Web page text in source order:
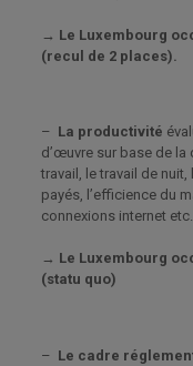
→ Le Luxembourg
(recul de 2 places).
– La productivité
d’œuvre sur base de
travail, le travail de
payés, l’efficience du
connexions internet etc.
→ Le Luxembourg
(statu quo)
– Le cadre